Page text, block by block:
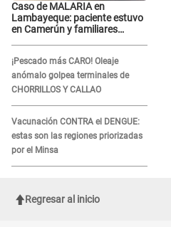
Caso de MALARIA en
Lambayeque: paciente estuvo
en Camerún y familiares
¡Pescado más CARO! Oleaje
anómalo golpea terminales de
CHORRILLOS Y CALLAO
Vacunación CONTRA el DENGUE:
estas son las regiones priorizadas
por el Minsa
Regresar al inicio